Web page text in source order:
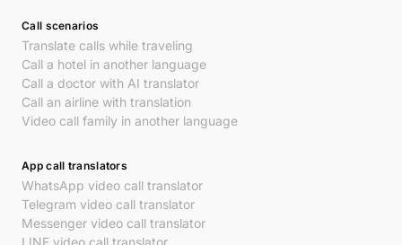
Call scenarios
Translate calls while traveling
Call a hotel in another language
Call a doctor with AI translator
Call an airline with translation
Video call family in another language
App call translators
WhatsApp video call translator
Telegram video call translator
Messenger video call translator
LINE video call translator